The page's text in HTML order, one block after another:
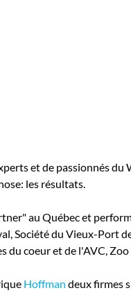
et de passionnés
les résultats.
au Québec et
Société du Vieux-Port
coeur et de l'AVC,
Hoffman deux firmes